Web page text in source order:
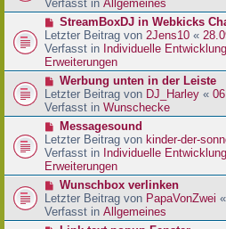
g
i
r
a
g
e
r
B
e
i
r
a
g
Verfasst in Allgemeines
N
e
u
e
r
B
e
i
r
a
g
StreamBoxDJ in Webkicks
Letzter Beitrag von 2Jens10 «
Verfasst in Individuelle
Erweiterungen
N
e
u
e
r
B
e
i
r
a
Werbung unten in der Leiste
Letzter Beitrag von DJ_Harley «
Verfasst in Wunschecke
N
e
u
e
r
B
e
i
Messagesound
Letzter Beitrag von kinder-der-
Verfasst in Individuelle
Erweiterungen
N
e
u
e
Wunschbox verlinken
Letzter Beitrag von PapaVonZwei «
Verfasst in Allgemeines